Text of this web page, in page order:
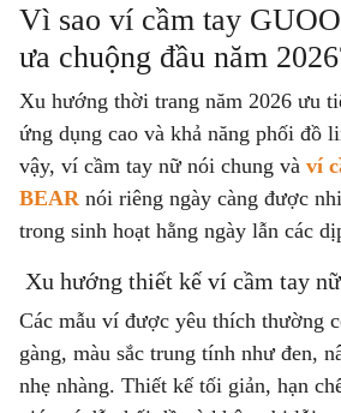
Vì sao ví cầm tay
ưa chuộng đầu năm
Xu hướng thời trang năm 2026 ưu
ứng dụng cao và khả năng phối đồ
vậy, ví cầm tay nữ nói chung và ví
BEAR nói riêng ngày càng được
trong sinh hoạt hằng ngày lẫn các
Xu hướng thiết kế ví cầm tay
Các mẫu ví được yêu thích thường
gàng, màu sắc trung tính như đen,
nhẹ nhàng. Thiết kế tối giản, hạn